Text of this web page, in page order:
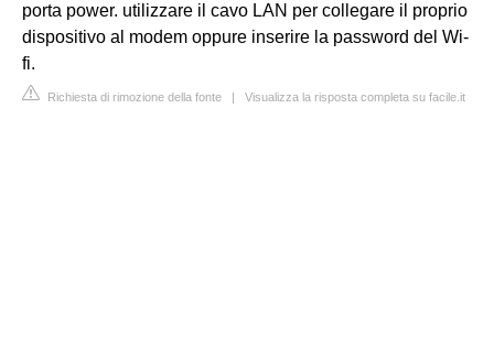
porta power. utilizzare il cavo LAN per collegare il proprio
dispositivo al modem oppure inserire la password del Wi-
fi.
Richiesta di rimozione della fonte | Visualizza la risposta completa su facile.it